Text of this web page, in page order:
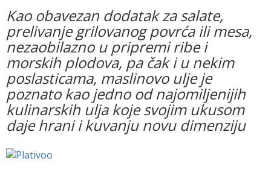
Kao obavezan dodatak za salate,
prelivanje grilovanog povrća ili mesa,
nezaobilazno u pripremi ribe i
morskih plodova, pa čak i u nekim
poslasticama, maslinovo ulje je
poznato kao jedno od najomiljenijih
kulinarskih ulja koje svojim ukusom
daje hrani i kuvanju novu dimenziju